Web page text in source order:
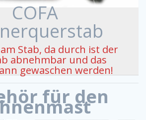
COFA
Stab, da durch ist der
abnehmbar und das
gewaschen werden!
für den